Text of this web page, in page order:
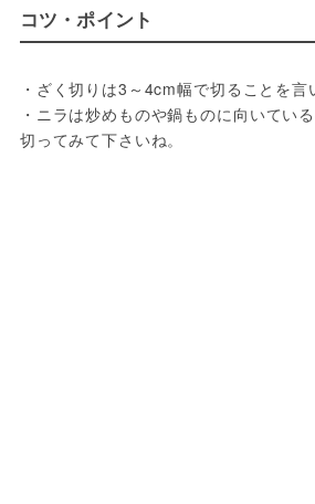
コツ・ポイント
・ざく切りは3～4cm幅で切ることを言
・ニラは炒めものや鍋ものに向いてい
切ってみて下さいね。